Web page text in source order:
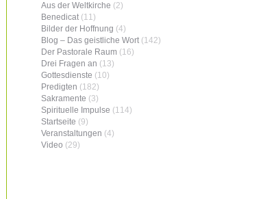
Aus der Weltkirche (2)
Benedicat(11)
Bilder der Hoffnung (4)
Blog – Das geistliche Wort(142)
Der Pastorale Raum (16)
Drei Fragen an (13)
Gottesdienste (10)
Predigten (182)
Sakramente (3)
Spirituelle Impulse (114)
Startseite (9)
Veranstaltungen (4)
Video (29)